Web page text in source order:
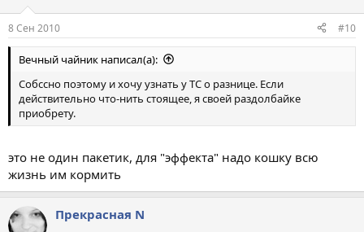
8 Сен 2010 #10
Вечный чайник написал(а):
Собссно поэтому и хочу узнать у ТС о разнице. Если
действительно что-нить стоящее, я своей раздолбайке
приобрету.
это не один пакетик, для "эффекта" надо кошку всю
жизнь им кормить
Прекрасная N